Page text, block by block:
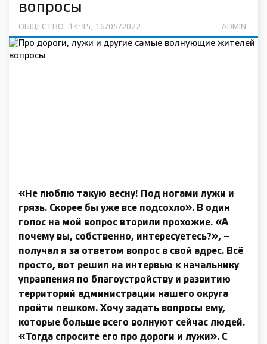
вопросы
ОБЩЕСТВО 14:45, 16/05/2022 ADMIN
«Не люблю такую весну! Под ногами лужи и
грязь. Скорее бы уже все подсохло». В один
голос на мой вопрос вторили прохожие. «А
почему вы, собственно, интересуетесь?», –
получал я за ответом вопрос в свой адрес. Всё
просто, вот решил на интервью к начальнику
управления по благо­устройству и развитию
территорий администрации нашего округа
пройти пешком. Хочу задать вопросы ему,
которые больше всего волнуют сейчас людей.
«Тогда спросите его про дороги и лужи». С